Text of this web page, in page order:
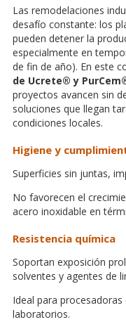
Las remodelaciones
desafío constante: los
pueden detener la
especialmente en
de fin de año). En este
de Ucrete® y
proyectos avancen sin
soluciones que llegan
condiciones locales.
Higiene y
Superficies sin juntas,
No favorecen el
acero inoxidable en
Resistencia química
Soportan exposición
solventes y agentes de
Ideal para
laboratorios.